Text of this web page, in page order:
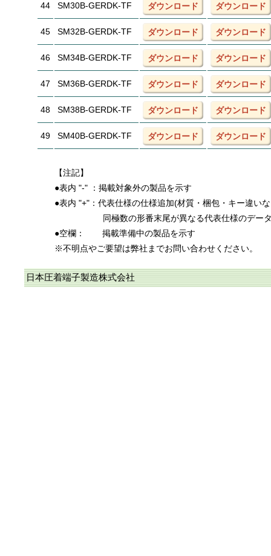
44 SM30B-GERDK-TF ダウンロード ダウンロード
45 SM32B-GERDK-TF ダウンロード ダウンロード
46 SM34B-GERDK-TF ダウンロード ダウンロード
47 SM36B-GERDK-TF ダウンロード ダウンロード
48 SM38B-GERDK-TF ダウンロード ダウンロード
49 SM40B-GERDK-TF ダウンロード ダウンロード
【注記】
●表内 "-" ：掲載対象外の製品を示す
●表内 "+"：代表仕様の仕様追加(材質・梱包・キー違い
同極数の形番末尾が異なる代表仕様のデー
●空欄：
掲載準備中の製品を示す
※不明点やご要望は弊社までお問い合わせください。
日本圧着端子製造株式会社